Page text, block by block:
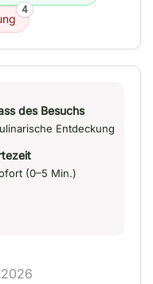
4
des Besuchs
Entdeckung
(0–5 Min.)